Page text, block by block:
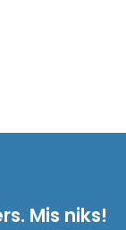
Mis niks!